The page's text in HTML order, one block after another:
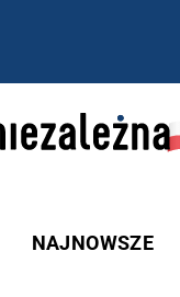
NAJNOWSZE